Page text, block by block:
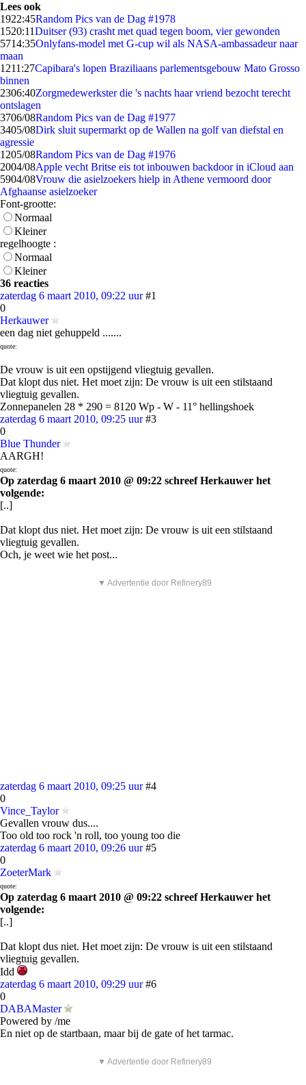
Lees ook
1922:45Random Pics van de Dag #1978
1520:11Duitser (93) crasht met quad tegen boom, vier gewonden
5714:35Onlyfans-model met G-cup wil als NASA-ambassadeur naar
maan
1211:27Capibara's lopen Braziliaans parlementsgebouw Mato Grosso
binnen
2306:40Zorgmedewerkster die 's nachts haar vriend bezocht terecht
ontslagen
3706/08Random Pics van de Dag #1977
3405/08Dirk sluit supermarkt op de Wallen na golf van diefstal en
agressie
1205/08Random Pics van de Dag #1976
2004/08Apple vecht Britse eis tot inbouwen backdoor in iCloud aan
5904/08Vrouw die asielzoekers hielp in Athene vermoord door
Afghaanse asielzoeker
Font-grootte:
Normaal
Kleiner
regelhoogte :
Normaal
Kleiner
36 reacties
zaterdag 6 maart 2010, 09:22 uur #1
0
Herkauwer
een dag niet gehuppeld .......
quote:
De vrouw is uit een opstijgend vliegtuig gevallen.
Dat klopt dus niet. Het moet zijn: De vrouw is uit een stilstaand
vliegtuig gevallen.
Zonnepanelen 28 * 290 = 8120 Wp - W - 11° hellingshoek
zaterdag 6 maart 2010, 09:25 uur #3
0
Blue Thunder
AARGH!
quote:
Op zaterdag 6 maart 2010 @ 09:22 schreef Herkauwer het
volgende:
[..]
Dat klopt dus niet. Het moet zijn: De vrouw is uit een stilstaand
vliegtuig gevallen.
Och, je weet wie het post...
▼ Advertentie door Refinery89
zaterdag 6 maart 2010, 09:25 uur #4
0
Vince_Taylor
Gevallen vrouw dus....
Too old too rock 'n roll, too young too die
zaterdag 6 maart 2010, 09:26 uur #5
0
ZoeterMark
quote:
Op zaterdag 6 maart 2010 @ 09:22 schreef Herkauwer het
volgende:
[..]
Dat klopt dus niet. Het moet zijn: De vrouw is uit een stilstaand
vliegtuig gevallen.
Idd
zaterdag 6 maart 2010, 09:29 uur #6
0
DABAMaster
Powered by /me
En niet op de startbaan, maar bij de gate of het tarmac.
▼ Advertentie door Refinery89